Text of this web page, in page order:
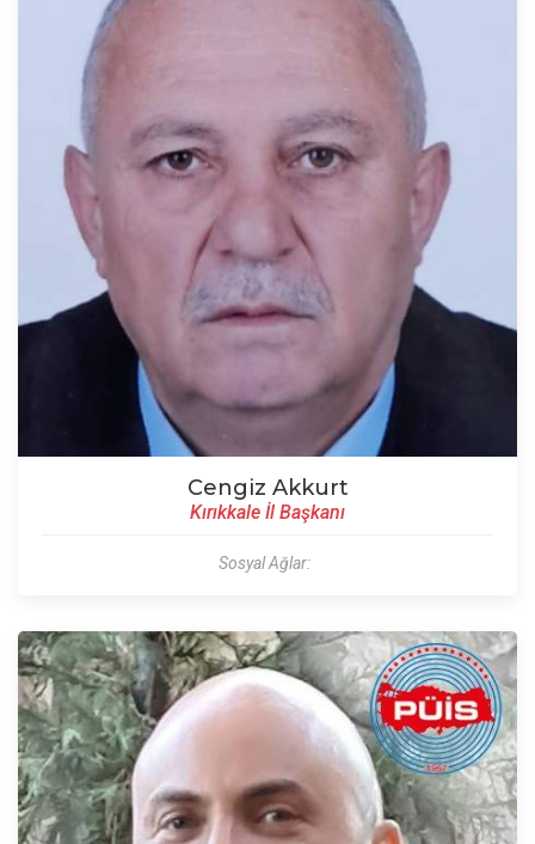
Cengiz Akkurt
Kırıkkale İl Başkanı
Sosyal Ağlar: